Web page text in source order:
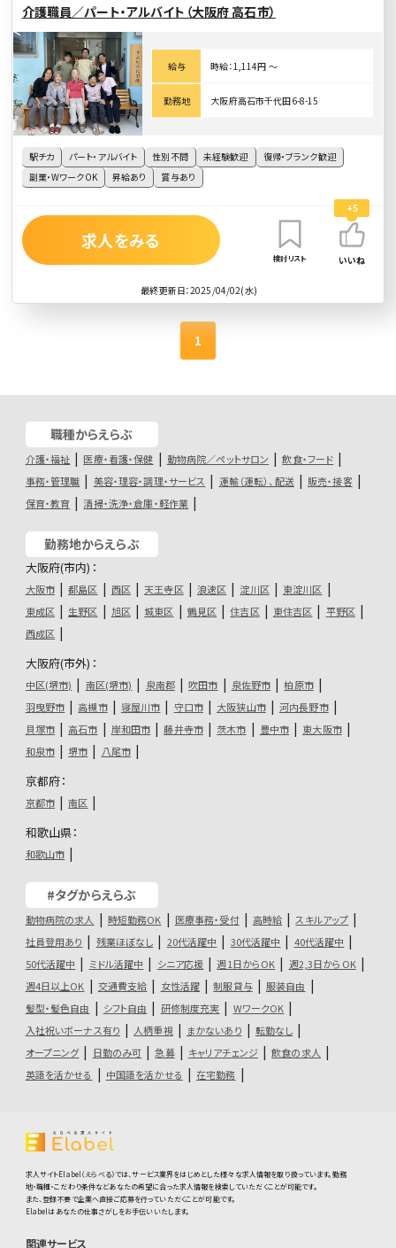
介護職員／パート・アルバイト（大阪府 高石市）
駅チカ パート・アルバイト 性別不問 未経験歓迎
復帰・ブランク歓迎
副業・WワークOK
昇給あり 賞与あり
給与 時給：1,114円 〜
勤務地 大阪府高石市千代田6-8-15
最終更新日：2025/04/02(水)
求人をみる
検討リスト
+5
いいね
1
職種からえらぶ
介護・福祉 医療・看護・保健 動物病院／ペットサロン
飲食・フード
事務・管理職
美容・理容・調理・サービス 運輸（運転）、配送
販売・接客
保育・教育
清掃・洗浄・倉庫・軽作業
勤務地からえらぶ
大阪府(市内)：
大阪市 都島区 西区 天王寺区 浪速区 淀川区
東淀川区
東成区
生野区 旭区 城東区 鶴見区 住吉区 東住吉区
平野区
西成区
大阪府(市外)：
中区(堺市) 南区(堺市) 泉南郡 吹田市 泉佐野市
柏原市
羽曳野市
高槻市 寝屋川市 守口市 大阪狭山市
河内長野市
貝塚市
高石市 岸和田市 藤井寺市 茨木市 豊中市
東大阪市
和泉市
堺市 八尾市
京都府：
京都市 南区
和歌山県：
和歌山市
#タグからえらぶ
動物病院の求人 時短勤務OK 医療事務・受付 高時給
スキルアップ
社員登用あり
残業ほぼなし 20代活躍中 30代活躍中
40代活躍中
50代活躍中
ミドル活躍中 シニア応援 週1日からOK
週2,3日からOK
週4日以上OK
交通費支給 女性活躍 制服貸与
服装自由
髪型・髪色自由
シフト自由 研修制度充実
WワークOK
入社祝いボーナス有り
人柄重視 まかないあり
転勤なし
オープニング
日勤のみ可 急募 キャリアチェンジ
飲食の求人
英語を活かせる
中国語を活かせる 在宅勤務
求人サイトElabel（えらべる）では、サービス業界をはじめとした様々な求人情報を取り扱っています。勤務
地・職種・こだわり条件などあなたの希望に合った求人情報を検索していただくことが可能です。
また、登録不要で企業へ直接ご応募を行っていただくことが可能です。
Elabelはあなたの仕事さがしをお手伝いいたします。
関連サービス